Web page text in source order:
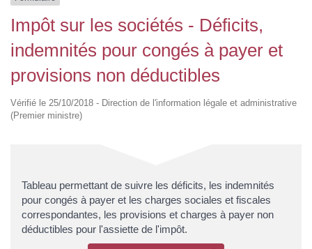
Impôt sur les sociétés - Déficits,
indemnités pour congés à payer et
provisions non déductibles
Vérifié le 25/10/2018 - Direction de l'information légale et administrative
(Premier ministre)
Tableau permettant de suivre les déficits, les indemnités
pour congés à payer et les charges sociales et fiscales
correspondantes, les provisions et charges à payer non
déductibles pour l'assiette de l'impôt.